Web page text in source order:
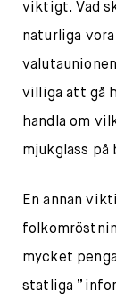
viktigt. Vad
naturliga
villiga att gå
handla om
mjukglass på
En annan
mycket
statliga